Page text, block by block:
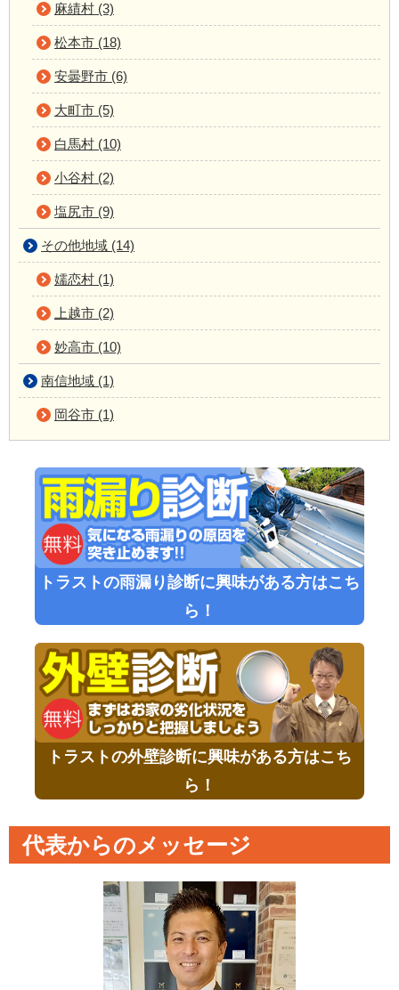
麻績村 (3)
松本市 (18)
安曇野市 (6)
大町市 (5)
白馬村 (10)
小谷村 (2)
塩尻市 (9)
その他地域 (14)
嬬恋村 (1)
上越市 (2)
妙高市 (10)
南信地域 (1)
岡谷市 (1)
トラストの雨漏り診断に興味がある方はこち
ら！
トラストの外壁診断に興味がある方はこち
ら！
代表からのメッセージ